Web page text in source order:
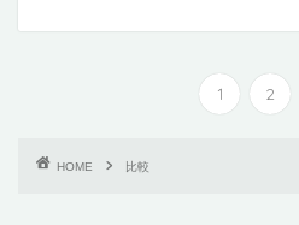
1 2
HOME 比較